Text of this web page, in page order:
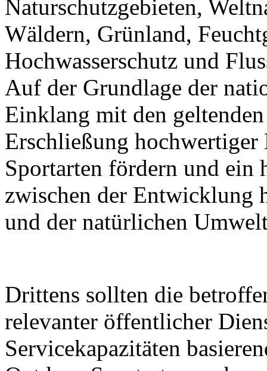
Naturschutzgebieten,
Wäldern, Grünland,
Hochwasserschutz und
Auf der Grundlage der
Einklang mit den
Erschließung
Sportarten fördern und ein
zwischen der Entwicklung
und der natürlichen
Drittens sollten die
relevanter öffentlicher
Servicekapazitäten